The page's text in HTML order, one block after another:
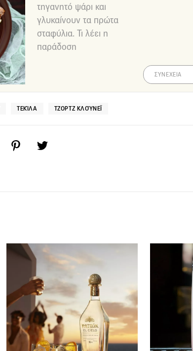
τηγανητό ψάρι και
γλυκαίνουν τα πρώτα
σταφύλια. Τι λέει η
παράδοση
ΣΥΝΕΧΕΙΑ
ΤΕΚΊΛΑ ΤΖΟΡΤΖ ΚΛΟΎΝΕΪ